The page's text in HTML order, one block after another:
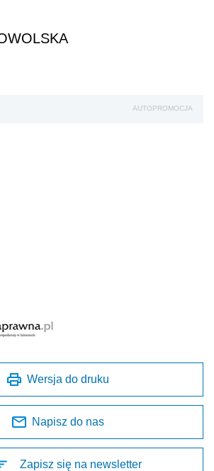
AUTOPROMOCJA
Wersja do druku
Napisz do nas
Zapisz się na newsletter